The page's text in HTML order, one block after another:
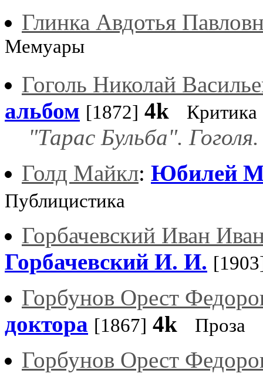
Глинка Авдотья
Мемуары
Гоголь Николай
альбом [1872] 4k Критика
"Тарас Бульба". Гоголя.
Голд Майкл: Юбилей
Публицистика
Горбачевский Иван
Горбачевский И. И.
Горбунов Орест
доктора [1867] 4k Проза
Горбунов Орест